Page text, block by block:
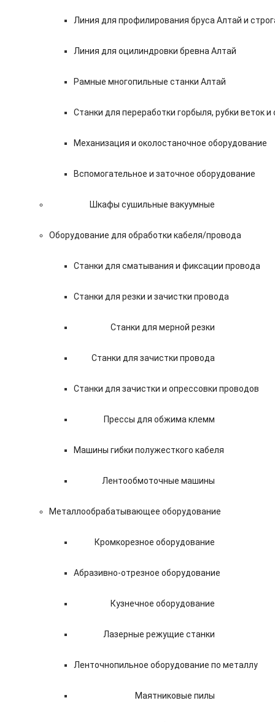
Линия для профилирования бруса Алтай и
Линия для оцилиндровки бревна Алтай
Рамные многопильные станки Алтай
Станки для переработки горбыля, рубки веток
Механизация и околостаночное оборудование
Вспомогательное и заточное оборудование
Шкафы сушильные вакуумные
Оборудование для обработки кабеля/провода
Станки для сматывания и фиксации провода
Станки для резки и зачистки провода
Станки для мерной резки
Станки для зачистки провода
Станки для зачистки и опрессовки проводов
Прессы для обжима клемм
Машины гибки полужесткого кабеля
Лентообмоточные машины
Металлообрабатывающее оборудование
Кромкорезное оборудование
Абразивно-отрезное оборудование
Кузнечное оборудование
Лазерные режущие станки
Ленточнопильное оборудование по металлу
Маятниковые пилы